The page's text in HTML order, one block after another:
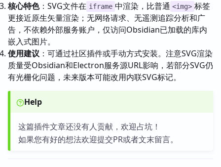
核心特色：SVG文件在 iframe 中渲染，比普通 <img> 标签
更接近原生矢量渲染；无网络请求、无遥测追踪分析和广
告，不依赖外部服务账户，仅访问Obsidian已加载的库内
嵌入式图片。
使用建议 ：可通过社区插件或手动方式安装。注意SVG渲染
质量受Obsidian和Electron服务源URL影响，若部分SVG仍
有光栅化问题，未来版本可能改用内联SVG标记。
Help
这篇插件文章还没有人贡献，欢迎占坑！
如果您有好的想法欢迎提交PR或者文末留言。